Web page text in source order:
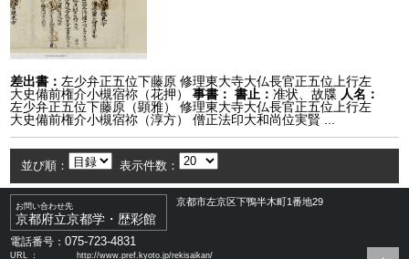
差出書： 左少弁正五位下藤原 修理東大寺大仏長官正五位上行左
大史備前権介小槻宿祢（花押）
事書： 書止：准状、故牒 人名：
左少弁正五位下藤原（顕雅） 修理東大寺大仏長官正五位上行左
大史備前権介小槻宿祢（淳方） 僧正法印大和尚位実賢 ...
並び順： 表示件数：
お問い合わせ先
京都府立京都学・歴彩館
京都市左京区下鴨半木町1番地29
電話番号：075-723-4831
URL ： http://www.pref.kyoto.jp/rekisaikan/